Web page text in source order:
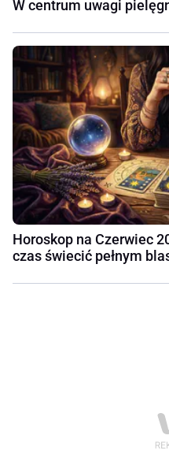
W centrum uwagi
Horoskop na Czerwiec
czas świecić pełnym